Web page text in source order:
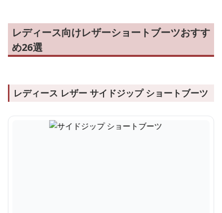
レディース向けレザーショートブーツおすす
め26選
レディース レザー サイドジップ ショートブーツ